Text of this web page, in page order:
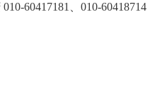
60417181、010-60418714